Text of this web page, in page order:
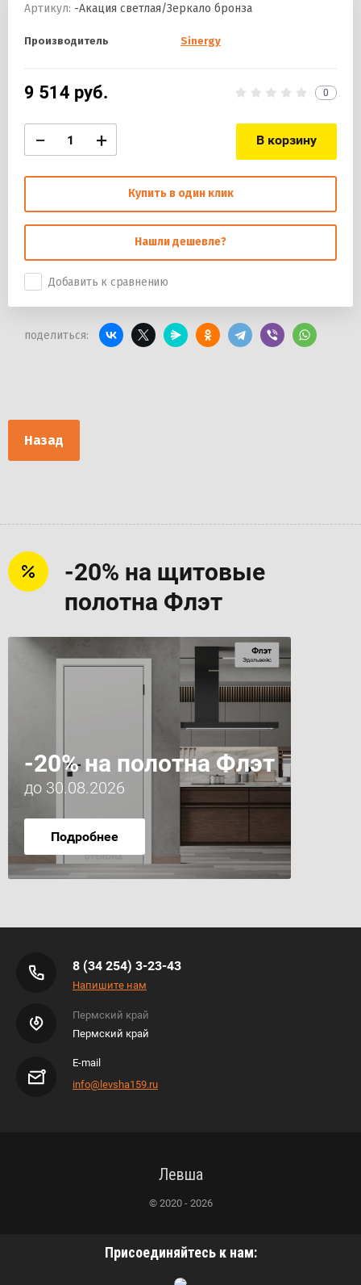
Артикул: -Акация светлая/Зеркало бронза
Производитель Sinergy
9 514 руб. 0
− + В корзину
Купить в один клик
Нашли дешевле?
Добавить к сравнению
поделиться:
Назад
-20% на щитовые
полотна Флэт
-20% на полотна Флэт
до 30.08.2026
Подробнее
8 (34 254) 3-23-43
Напишите нам
Пермский край
Пермский край
E-mail
info@levsha159.ru
Левша
© 2020 - 2026
Присоединяйтесь к нам: